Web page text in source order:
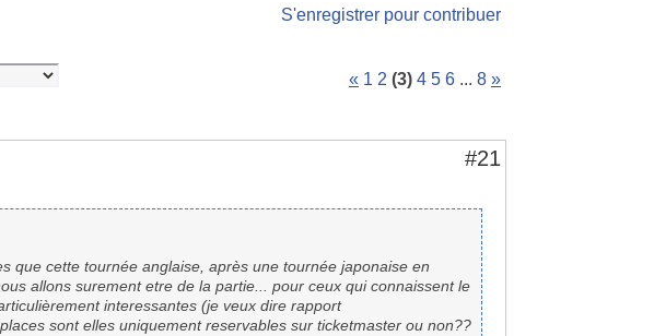
S'enregistrer pour contribuer
« 1 2 (3) 4 5 6 ... 8 »
#21
que cette tournée anglaise, après une tournée japonaise en
allons surement etre de la partie... pour ceux qui connaissent le
interessantes (je veux dire rapport
sont elles uniquement reservables sur ticketmaster ou non??